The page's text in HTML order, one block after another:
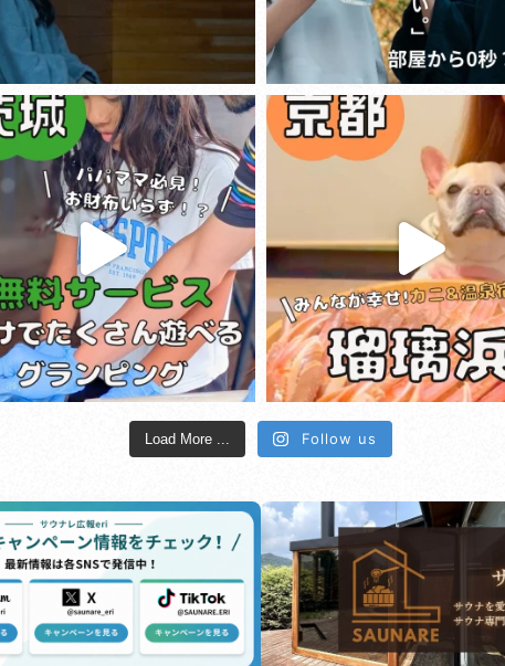
Load More ... Follow us